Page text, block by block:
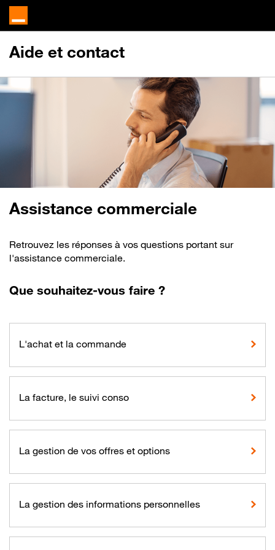
Aide et contact
Assistance commerciale
Retrouvez les réponses à vos questions portant sur
l'assistance commerciale.
Que souhaitez-vous faire ?
L'achat et la commande
La facture, le suivi conso
La gestion de vos offres et options
La gestion des informations personnelles